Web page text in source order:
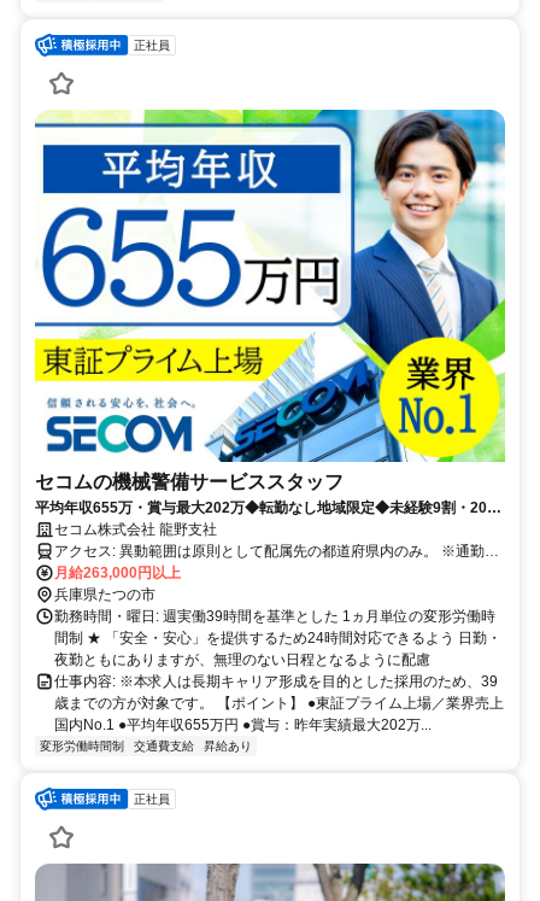
正社員
セコムの機械警備サービススタッフ
平均年収655万・賞与最大202万◆転勤なし地域限定◆未経験9割・20〜
30代活躍◆最大10連休・手当あり
セコム株式会社 龍野支社
アクセス: 異動範囲は原則として配属先の都道府県内のみ。 ※通勤圏
内の他都道府県への異動の可能性もあります。
月給263,000円以上
兵庫県たつの市
勤務時間・曜日: 週実働39時間を基準とした 1ヵ月単位の変形労働時
間制 ★ 「安全・安心」を提供するため24時間対応できるよう 日勤・
夜勤ともにありますが、無理のない日程となるように配慮
仕事内容: ※本求人は長期キャリア形成を目的とした採用のため、39
歳までの方が対象です。 【ポイント】 ●東証プライム上場／業界売上
国内No.1 ●平均年収655万円 ●賞与：昨年実績最大202万...
変形労働時間制 交通費支給 昇給あり
正社員